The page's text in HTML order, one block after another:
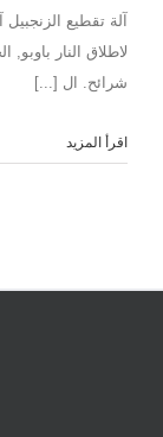
آلة تقطيع
لاطلاق النار
شرائح. ال [...]
اقرأ المزيد